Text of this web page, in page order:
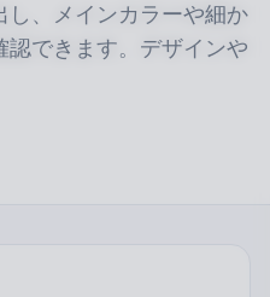
、メインカラーや細か
できます。デザインや